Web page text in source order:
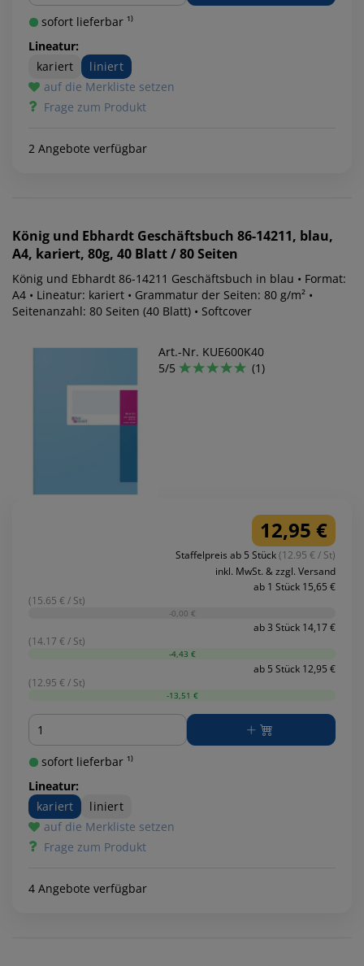
sofort lieferbar ¹⁾
Lineatur:
kariert
liniert
auf die Merkliste setzen
Frage zum Produkt
2 Angebote verfügbar
König und Ebhardt Geschäftsbuch 86-14211, blau,
A4, kariert, 80g, 40 Blatt / 80 Seiten
König und Ebhardt 86-14211 Geschäftsbuch in blau • Format:
A4 • Lineatur: kariert • Grammatur der Seiten: 80 g/m² •
Seitenanzahl: 80 Seiten (40 Blatt) • Softcover
Art.-Nr. KUE600K40
5/5
(1)
12,95 €
Staffelpreis ab 5 Stück(12.95 € / St)
inkl. MwSt. & zzgl. Versand
ab 1 Stück 15,65 €
(15.65 € / St)
-0,00 €
ab 3 Stück 14,17 €
(14.17 € / St)
-4,43 €
ab 5 Stück 12,95 €
(12.95 € / St)
-13,51 €
Menge
sofort lieferbar ¹⁾
Lineatur:
kariert
liniert
auf die Merkliste setzen
Frage zum Produkt
4 Angebote verfügbar